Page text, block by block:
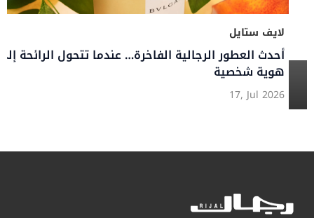
لايف ستايل
أحدث العطور الرجالية الفاخرة… عندما تتحول الرائحة
هوية شخصية
17, Jul 2026